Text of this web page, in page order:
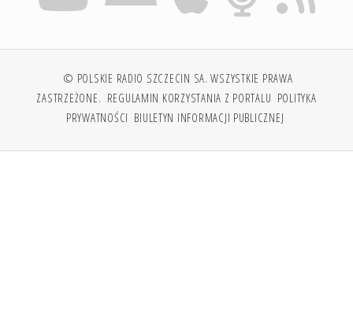
© POLSKIE RADIO SZCZECIN SA. WSZYSTKIE PRAWA
ZASTRZEŻONE. REGULAMIN KORZYSTANIA Z PORTALU POLITYKA
PRYWATNOŚCI BIULETYN INFORMACJI PUBLICZNEJ